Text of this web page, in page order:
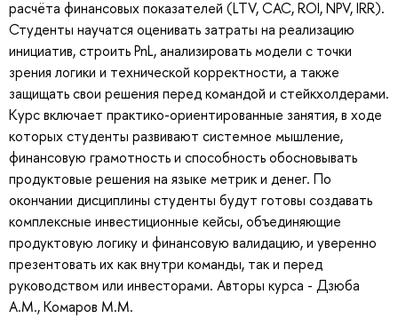
расчёта финансовых показателей (LTV, CAC, ROI, NPV, IRR).
Студенты научатся оценивать затраты на реализацию
инициатив, строить PnL, анализировать модели с точки
зрения логики и технической корректности, а также
защищать свои решения перед командой и стейкхолдерами.
Курс включает практико-ориентированные занятия, в ходе
которых студенты развивают системное мышление,
финансовую грамотность и способность обосновывать
продуктовые решения на языке метрик и денег. По
окончании дисциплины студенты будут готовы создавать
комплексные инвестиционные кейсы, объединяющие
продуктовую логику и финансовую валидацию, и уверенно
презентовать их как внутри команды, так и перед
руководством или инвесторами. Авторы курса - Дзюба
А.М., Комаров М.М.